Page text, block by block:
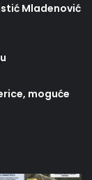
Mladenović
moguće